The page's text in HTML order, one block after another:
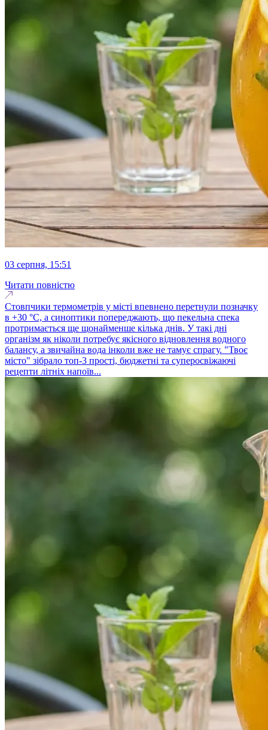
03 серпня, 15:51
Читати повністю
Стовпчики термометрів у місті впевнено перетнули позначку
в +30 °C, а синоптики попереджають, що пекельна спека
протримається ще щонайменше кілька днів. У такі дні
організм як ніколи потребує якісного відновлення водного
балансу, а звичайна вода інколи вже не тамує спрагу. "Твоє
місто" зібрало топ-3 прості, бюджетні та суперосвіжаючі
рецепти літніх напоїв...